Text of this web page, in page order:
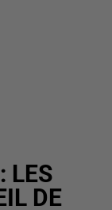
LES
DE